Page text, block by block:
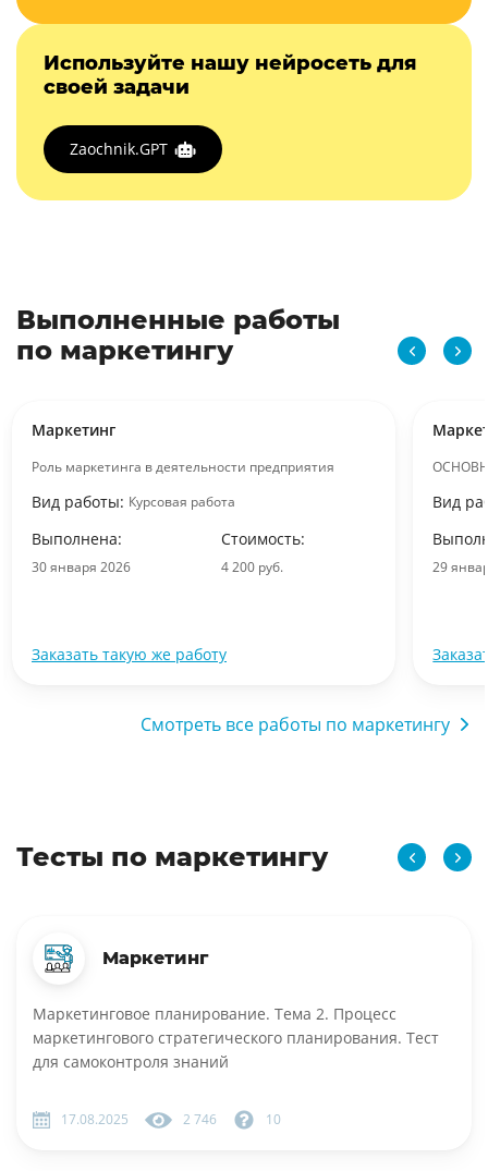
Используйте нашу нейросеть для
своей задачи
Zaochnik.GPT
Выполненные работы
по маркетингу
Маркетинг
Роль маркетинга в деятельности предприятия
Вид работы: Курсовая работа
Выполнена:
30 января 2026
Стоимость:
4 200 руб.
Заказать такую же работу
Вид
29
Смотреть все работы по маркетингу
Тесты по маркетингу
Маркетинг
Маркетинговое планирование. Тема 2. Процесс
маркетингового стратегического планирования. Тест
для самоконтроля знаний
17.08.2025 2 746 10